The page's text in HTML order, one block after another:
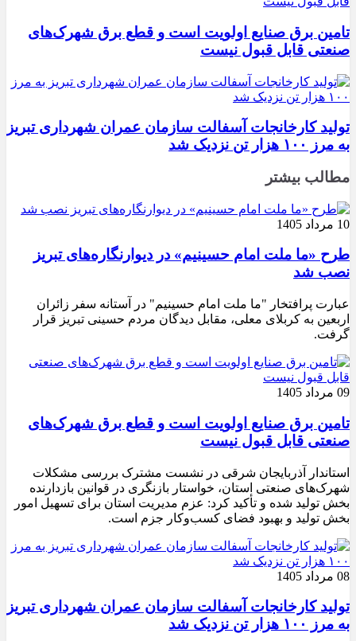
تامین برق صنایع اولویت است و قطع برق شهرک‌های
صنعتی قابل قبول نیست
تولید کارخانجات آسفالت سازمان عمران شهرداری تبریز
به مرز ۱۰۰ هزار تن نزدیک شد
مطالب بیشتر
10 مرداد 1405
طرح «ما ملت امام حسینیم» در دیوارنگاره‌های تبریز
نصب شد
عبارت پرافتخار "ما ملت امام حسینیم" در آستانه سفر زائران
اربعین به کربلای معلی، مقابل دیدگان مردم حسینی تبریز قرار
گرفت.
09 مرداد 1405
تامین برق صنایع اولویت است و قطع برق شهرک‌های
صنعتی قابل قبول نیست
استاندار آذربایجان شرقی در نشست مشترک بررسی مشکلات
شهرک‌های صنعتی استان، خواستار بازنگری در قوانین بازدارنده
بخش تولید شده و تأکید کرد: عزم مدیریت استان برای تسهیل امور
بخش تولید و بهبود فضای کسب‌وکار جزم است.
08 مرداد 1405
تولید کارخانجات آسفالت سازمان عمران شهرداری تبریز
به مرز ۱۰۰ هزار تن نزدیک شد